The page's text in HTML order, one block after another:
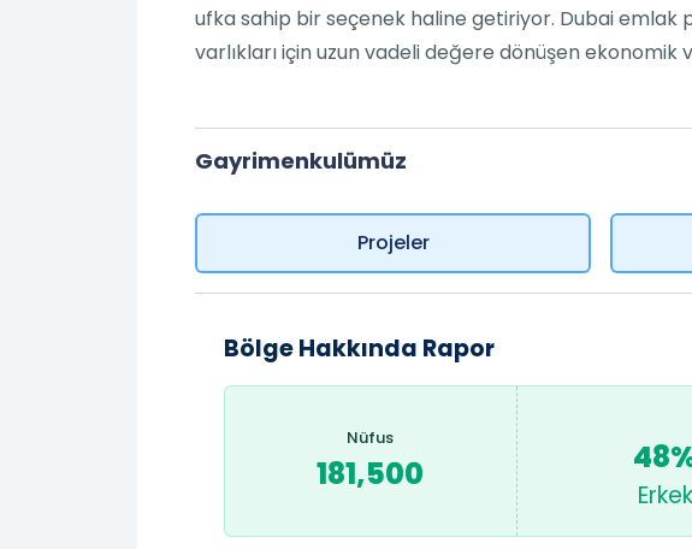
ufka sahip bir seçenek haline getiriyor. Dubai emlak
varlıkları için uzun vadeli değere dönüşen ekonomik
Gayrimenkulümüz
Projeler
Bölge Hakkında Rapor
Nüfus
181,500
Erkek